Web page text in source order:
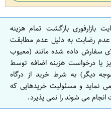
بازارفوری بازگشت تمام هزینه
عدم رضایت به دلیل عدم مطابقت
سفارش داده شده مانند (معیوب
یا درخواست هزینه اضافه توسط
دیگر) به شرط خرید از درگاه
نماید و مسئولیت خریدهایی که
می شوند را نمی پذیرد.